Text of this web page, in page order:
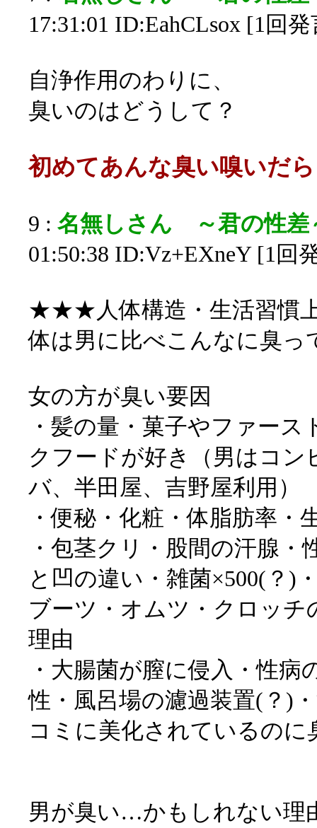
17:31:01 ID:EahCLsox [1回
自浄作用のわりに、
臭いのはどうして？
初めてあんな臭い嗅いだ
9 : 名無しさん ～君の性差
01:50:38 ID:Vz+EXneY [1回
★★★人体構造・生活習慣
体は男に比べこんなに臭
女の方が臭い要因
・髪の量・菓子やファー
クフードが好き（男はコン
バ、半田屋、吉野屋利用）
・便秘・化粧・体脂肪率・
・包茎クリ・股間の汗腺
と凹の違い・雑菌×500(？)
ブーツ・オムツ・クロッチ
理由
・大腸菌が膣に侵入・性病
性・風呂場の濾過装置(？)
コミに美化されているの
男が臭い…かもしれない理